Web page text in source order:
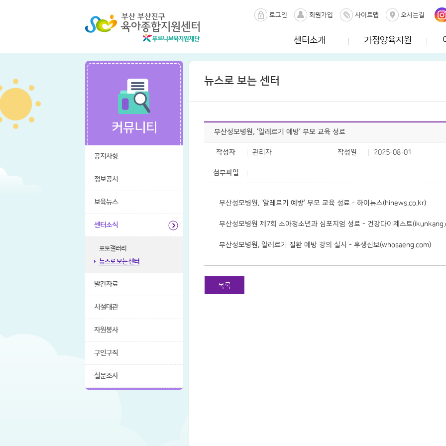
로그인 회원가입 사이트맵 오시는길
센터소개 가정양육지원
커뮤니티
공지사항
정보공시
보육뉴스
센터소식
포토갤러리
뉴스로 보는 센터
발간자료
시설대관
자원봉사
구인구직
설문조사
뉴스로 보는 센터
부산성모병원, ‘알레르기 예방’ 부모 교육 성료
작성자 관리자 작성일 2025-08-01
첨부파일
부산성모병원, ‘알레르기 예방’ 부모 교육 성료 - 하이뉴스(hinews.co.kr)
부산성모병원 제7회 소아청소년과 심포지엄 성료 - 건강다이제스트
부산성모병원, 알레르기 질환 예방 강의 실시 - 후생신보(whosaeng.com)
목록